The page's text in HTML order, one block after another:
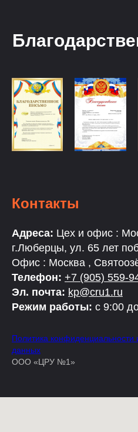
Контакты
Адреса: Цех и офис :
г.Люберцы, ул. 65 лет
Офис : Москва ,
Телефон: +7 (905) 559-
Эл. почта: kp@cru1.ru
Режим работы: с 9:00
Политика конфиденциальности
данных
ООО «ЦРУ №1»